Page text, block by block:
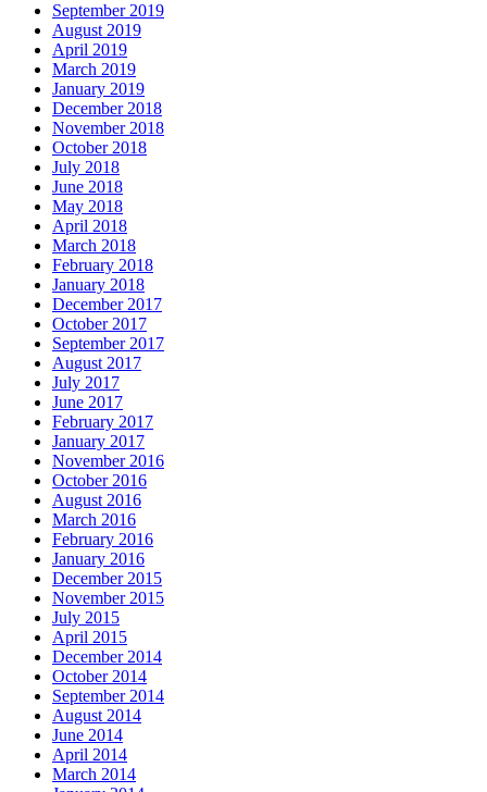
September 2019
August 2019
April 2019
March 2019
January 2019
December 2018
November 2018
October 2018
July 2018
June 2018
May 2018
April 2018
March 2018
February 2018
January 2018
December 2017
October 2017
September 2017
August 2017
July 2017
June 2017
February 2017
January 2017
November 2016
October 2016
August 2016
March 2016
February 2016
January 2016
December 2015
November 2015
July 2015
April 2015
December 2014
October 2014
September 2014
August 2014
June 2014
April 2014
March 2014